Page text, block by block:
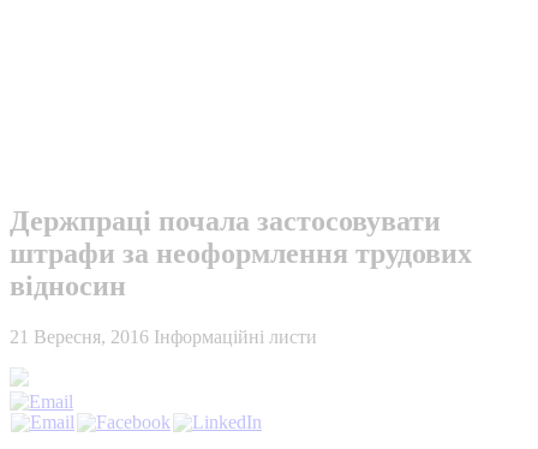
Держпраці почала застосовувати
штрафи за неоформлення трудових
відносин
21 Вересня, 2016 Інформаційні листи